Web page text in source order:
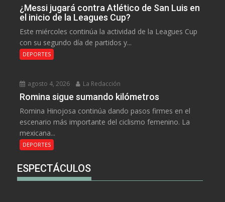
¿Messi jugará contra Atlético de San Luis en
el inicio de la Leagues Cup?
Este miércoles continúa la actividad de la Leagues Cup
con su segundo día de partidos y...
DEPORTES
agosto 4, 2026 La Redacción
Romina sigue sumando kilómetros
Romina Hinojosa continúa dando pasos firmes en el
escenario más importante del ciclismo femenino. La
mexicana...
DEPORTES
ESPECTÁCULOS